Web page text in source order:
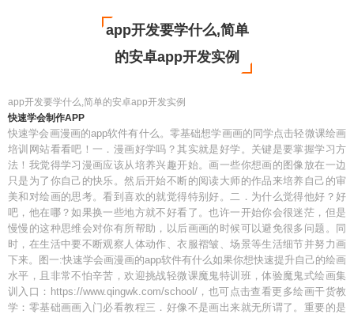
app开发要学什么,简单
的安卓app开发实例
app开发要学什么,简单的安卓app开发实例
快速学会制作APP
快速学会画漫画的app软件有什么。零基础想学画画的同学点击轻微课绘画
培训网站看看吧！一．漫画好学吗？其实就是好学。关键是要掌握学习方
法！我觉得学习漫画应该从培养兴趣开始。画一些你想画的图像放在一边
只是为了你自己的快乐。然后开始不断的阅读大师的作品来培养自己的审
美和对绘画的思考。看到喜欢的就觉得特别好。二．为什么觉得他好？好
吧，他在哪？如果换一些地方就不好看了。也许一开始你会很迷茫，但是
慢慢的这种思维会对你有所帮助，以后画画的时候可以避免很多问题。同
时，在生活中要不断观察人体动作、衣服褶皱、场景等生活细节并努力画
下来。图一:快速学会画漫画的app软件有什么如果你想快速提升自己的绘画
水平，且非常不怕辛苦，欢迎挑战轻微课魔鬼特训班，体验魔鬼式绘画集
训入口：https://www.qingwk.com/school/，也可点击查看更多绘画干货教
学：零基础画画入门必看教程三．好像不是画出来就无所谓了。重要的是